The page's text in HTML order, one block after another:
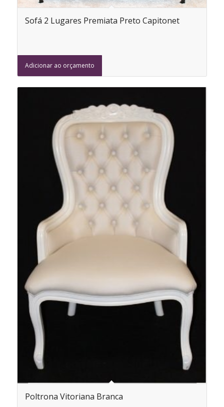
Sofá 2 Lugares Premiata Preto Capitonet
Adicionar ao orçamento
Poltrona Vitoriana Branca